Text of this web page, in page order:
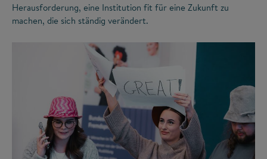
Herausforderung, eine Institution fit für eine Zukunft zu
machen, die sich ständig verändert.